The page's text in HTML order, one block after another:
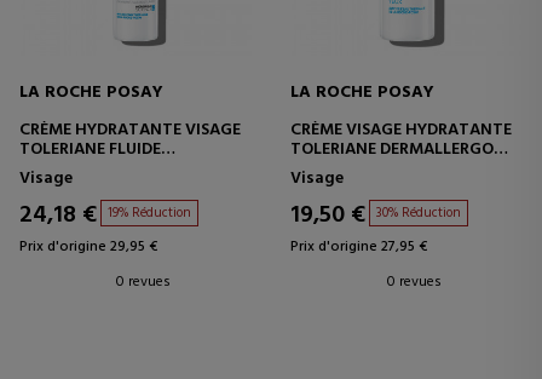
LA ROCHE POSAY
CRÈME HYDRATANTE VISAGE
TOLERIANE FLUIDE
DERMALLERGO
Visage
24,18 € 19% Réduction
Prix d'origine 29,95 €
0 revues
LA ROCHE POSAY
CRÈME VISAGE HYDRATANTE
TOLERIANE DERMALLERGO
YEUX
Visage
19,50 € 30% Réduction
Prix d'origine 27,95 €
0 revues